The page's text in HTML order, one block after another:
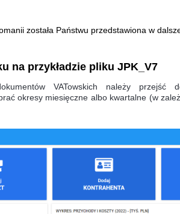
została Państwu przedstawiona w
na przykładzie pliku JPK_V7
VATowskich należy przejść
okresy miesięczne albo kwartalne (w